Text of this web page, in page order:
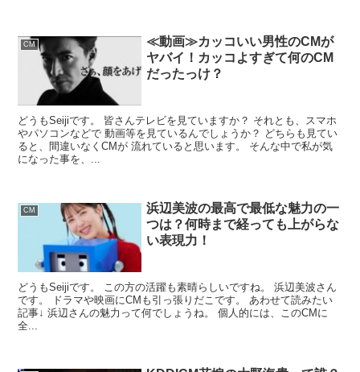
CM
≪動画≫カッコいい男性のCMが
ヤバイ！カッコよすぎて何のCM
だったっけ？
どうもSeijiです。 皆さんテレビを見ていますか？ それとも、スマホ
やパソコンなどで 動画等を見ているんでしょうか？ どちらも見てい
ると、間違いなくCMが 流れていると思います。 そんな中で私が気
になった事を、...
CM
浜辺美波の最高で最低な魅力の一
つは？何時まで経っても上がらな
い表現力！
どうもSeijiです。 この方の活躍も素晴らしいですね。 浜辺美波さん
です。 ドラマや映画にCMも引っ張りだこです。 あわせて読みたい
記事↓ 浜辺さんの魅力って何でしょうね。 個人的には、このCMに
全...